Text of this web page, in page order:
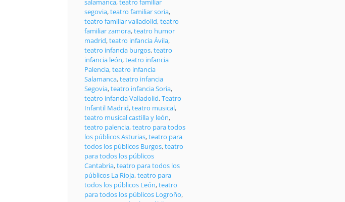
salamanca,teatro familiar
segovia,teatro familiar soria,
teatro familiar valladolid,teatro
familiar zamora,teatro humor
madrid,teatro infancia Ávila,
teatro infancia burgos,teatro
infancia león,teatro infancia
Palencia,teatro infancia
Salamanca,teatro infancia
Segovia,teatro infancia Soria,
teatro infancia Valladolid,Teatro
Infantil Madrid,teatro musical,
teatro musical castilla y león,
teatro palencia,teatro para todos
los públicos Asturias,teatro para
todos los públicos Burgos,teatro
para todos los públicos
Cantabria,teatro para todos los
públicos La Rioja,teatro para
todos los públicos León,teatro
para todos los públicos Logroño,